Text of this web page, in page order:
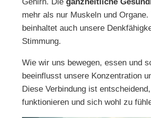
mehr als nur Muskeln und Organe.
beinhaltet auch unsere
Stimmung.
Wie wir uns bewegen, essen und
beeinflusst unsere Konzentration
Diese Verbindung ist
funktionieren und sich wohl zu